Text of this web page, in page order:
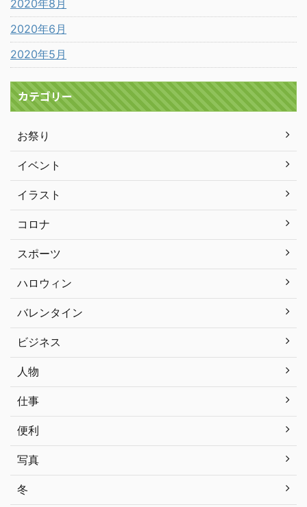
2020年8月
2020年6月
2020年5月
カテゴリー
お祭り
イベント
イラスト
コロナ
スポーツ
ハロウィン
バレンタイン
ビジネス
人物
仕事
便利
写真
冬